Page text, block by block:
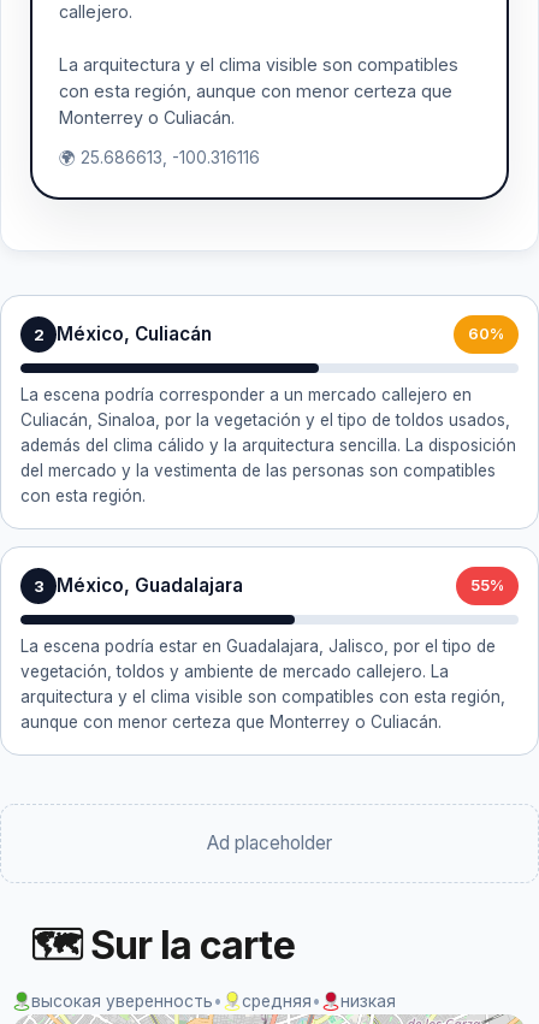
callejero.
La arquitectura y el clima visible son compatibles
con esta región, aunque con menor certeza que
Monterrey o Culiacán.
🌍 25.686613, -100.316116
2 México, Culiacán 60%
La escena podría corresponder a un mercado callejero en
Culiacán, Sinaloa, por la vegetación y el tipo de toldos usados,
además del clima cálido y la arquitectura sencilla. La disposición
del mercado y la vestimenta de las personas son compatibles
con esta región.
3 México, Guadalajara 55%
La escena podría estar en Guadalajara, Jalisco, por el tipo de
vegetación, toldos y ambiente de mercado callejero. La
arquitectura y el clima visible son compatibles con esta región,
aunque con menor certeza que Monterrey o Culiacán.
Ad placeholder
🗺 Sur la carte
высокая уверенность• средняя• низкая